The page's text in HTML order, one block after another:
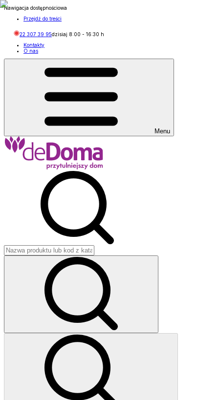
Nawigacja dostępnościowa
Przejdź do treści
22 307 39 95dzisiaj 8:00 - 16:30 h
Kontakty
O nas
Menu